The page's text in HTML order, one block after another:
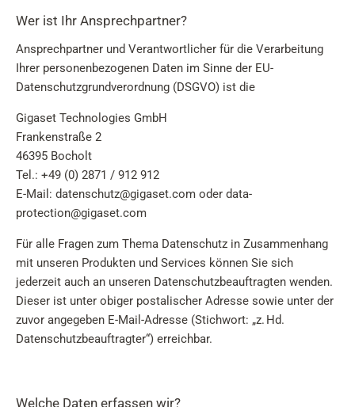
Wer ist Ihr Ansprechpartner?
Ansprechpartner und Verantwortlicher für die Verarbeitung
Ihrer personenbezogenen Daten im Sinne der EU-
Datenschutzgrundverordnung (DSGVO) ist die
Gigaset Technologies GmbH
Frankenstraße 2
46395 Bocholt
Tel.: +49 (0) 2871 / 912 912
E-Mail: datenschutz@gigaset.com oder data-
protection@gigaset.com
Für alle Fragen zum Thema Datenschutz in Zusammenhang
mit unseren Produkten und Services können Sie sich
jederzeit auch an unseren Datenschutzbeauftragten wenden.
Dieser ist unter obiger postalischer Adresse sowie unter der
zuvor angegeben E-Mail-Adresse (Stichwort: „z. Hd.
Datenschutzbeauftragter“) erreichbar.
Welche Daten erfassen wir?